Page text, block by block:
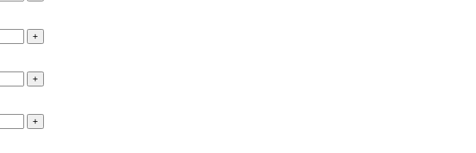
+
+
+